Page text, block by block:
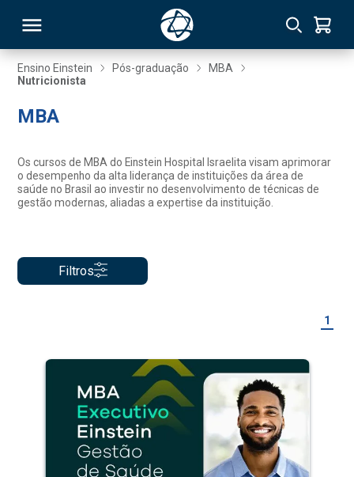
Ensino Einstein Pós-graduação
MBA
Nutricionista
MBA
Os cursos de MBA do Einstein Hospital Israelita visam aprimorar
o desempenho da alta liderança de instituições da área de
saúde no Brasil ao investir no desenvolvimento de técnicas de
gestão modernas, aliadas a expertise da instituição.
Filtros
1